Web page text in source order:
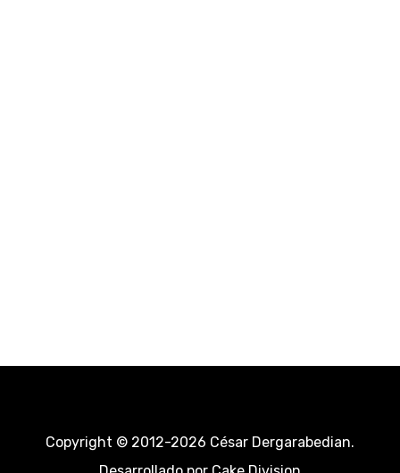
Copyright © 2012-2026 César Dergarabedian.